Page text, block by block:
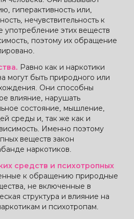
гиперактивность или,
нечувствительность к
употребление этих веществ
поэтому их обращение
Равно как и наркотики
могут быть природного или
Они способны
влияние, нарушать
состояние, мышление,
среды и, так же как и
Именно поэтому
веществ закон
наркотиков.
средств и психотропных
к обращению природные
не включенные в
структура и влияние на
и психотропам.